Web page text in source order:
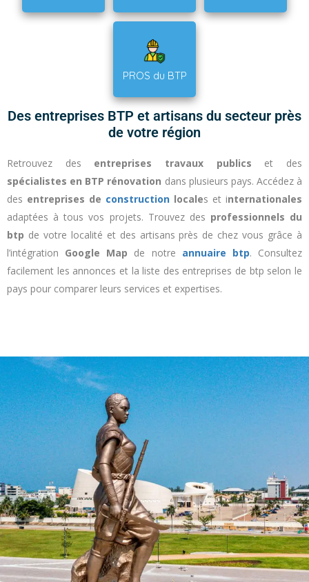
PROS du BTP
Des entreprises BTP et artisans du secteur près
de votre région
Retrouvez des entreprises travaux publics et des
spécialistes en BTP rénovation dans plusieurs pays. Accédez à
des entreprises de construction locales et internationales
adaptées à tous vos projets. Trouvez des professionnels du
btp de votre localité et des artisans près de chez vous grâce à
l’intégration Google Map de notre annuaire btp. Consultez
facilement les annonces et la liste des entreprises de btp selon le
pays pour comparer leurs services et expertises.